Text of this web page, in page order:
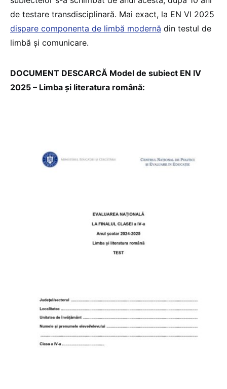
de testare transdisciplinară. Mai exact, la EN VI 2025
dispare componenta de limbă modernă din testul de
limbă și comunicare.
DOCUMENT DESCARCĂ Model de subiect EN IV
2025 – Limba și literatura română: